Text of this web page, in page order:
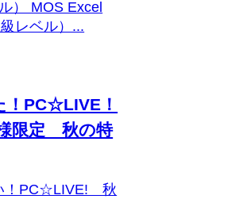
） MOS Excel
レベル）...
！PC☆LIVE！
限定 秋の特
！PC☆LIVE! 秋